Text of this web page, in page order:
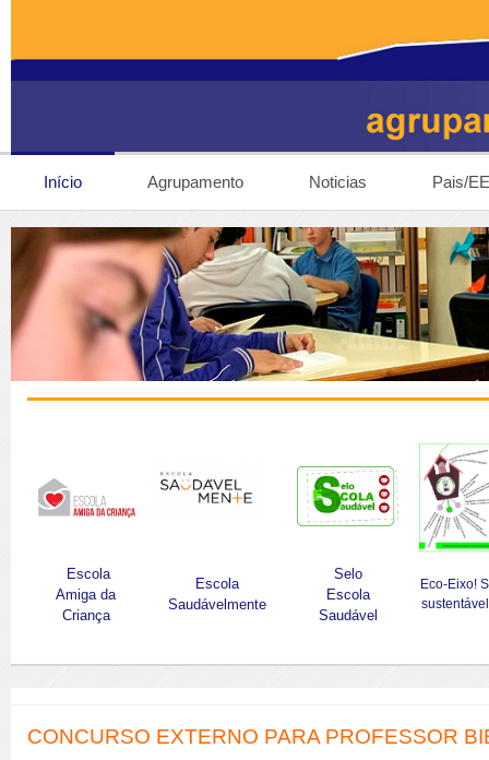
Início Agrupamento Noticias Pais/EE
Escola
Amiga da
Criança
Escola
Saudávelmente
Selo
Escola
Saudável
Eco-Eixo!
CONCURSO EXTERNO PARA PROFESSOR